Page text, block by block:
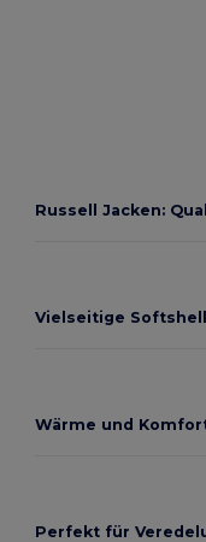
Russell Jacken:
Vielseitige
Wärme und
Perfekt für